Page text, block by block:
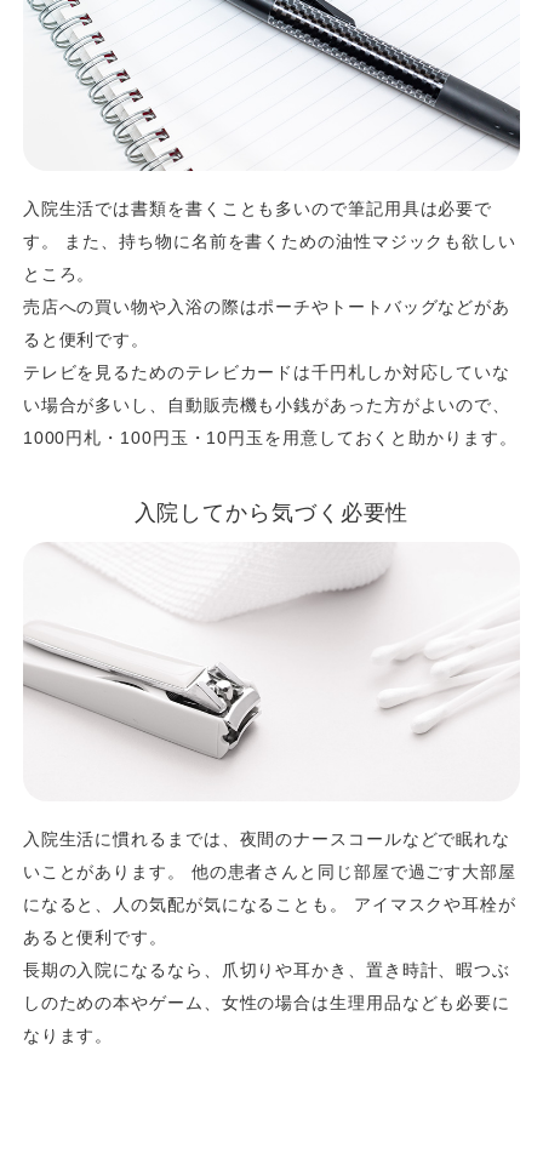
入院生活では書類を書くことも多いので筆記用具は必要で
す。 また、持ち物に名前を書くための油性マジックも欲しい
ところ。
売店への買い物や入浴の際はポーチやトートバッグなどがあ
ると便利です。
テレビを見るためのテレビカードは千円札しか対応していな
い場合が多いし、自動販売機も小銭があった方がよいので、
1000円札・100円玉・10円玉を用意しておくと助かります。
入院してから気づく必要性
入院生活に慣れるまでは、夜間のナースコールなどで眠れな
いことがあります。 他の患者さんと同じ部屋で過ごす大部屋
になると、人の気配が気になることも。 アイマスクや耳栓が
あると便利です。
長期の入院になるなら、爪切りや耳かき、置き時計、暇つぶ
しのための本やゲーム、女性の場合は生理用品なども必要に
なります。